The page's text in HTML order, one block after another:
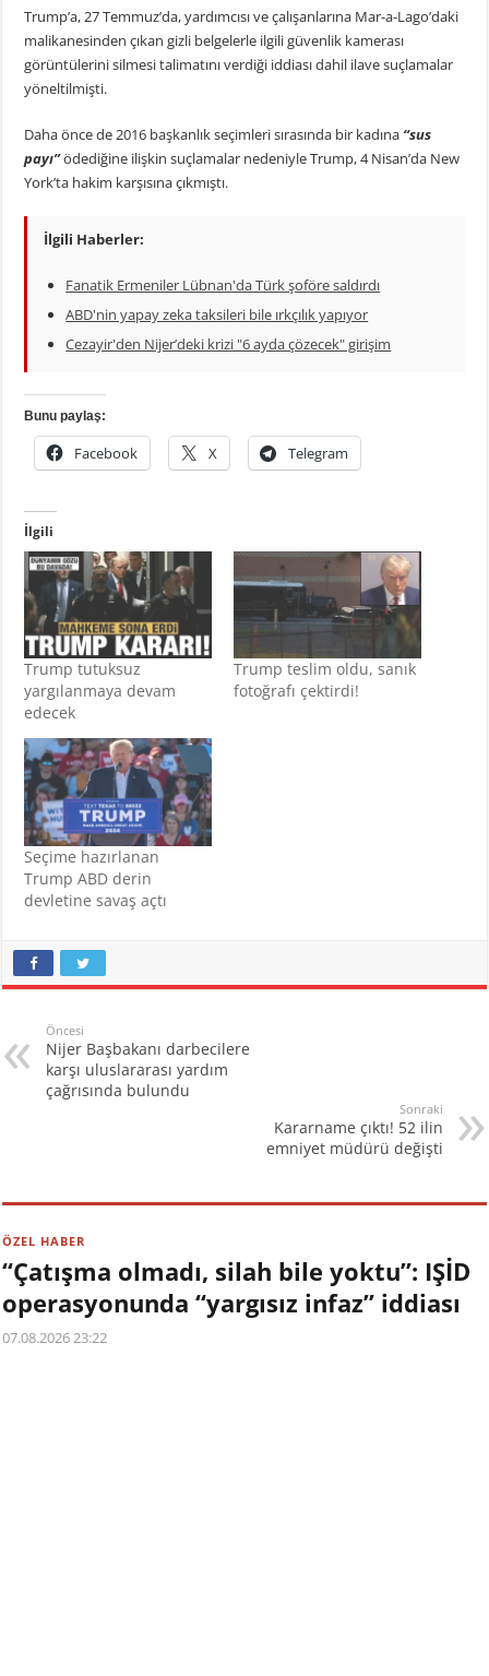
Trump’a, 27 Temmuz’da, yardımcısı ve çalışanlarına Mar-a-Lago’daki
malikanesinden çıkan gizli belgelerle ilgili güvenlik kamerası
görüntülerini silmesi talimatını verdiği iddiası dahil ilave suçlamalar
yöneltilmişti.
Daha önce de 2016 başkanlık seçimleri sırasında bir kadına “sus
payı”ödediğine ilişkin suçlamalar nedeniyle Trump, 4 Nisan’da New
York’ta hakim karşısına çıkmıştı.
İlgili Haberler:
Fanatik Ermeniler Lübnan'da Türk şoföre saldırdı
ABD'nin yapay zeka taksileri bile ırkçılık yapıyor
Cezayir'den Nijer’deki krizi "6 ayda çözecek" girişim
Bunu paylaş:
Facebook X Telegram
İlgili
Trump tutuksuz
yargılanmaya devam
edecek
Trump teslim oldu, sanık
fotoğrafı çektirdi!
Seçime hazırlanan
Trump ABD derin
devletine savaş açtı
Öncesi
Nijer Başbakanı darbecilere
karşı uluslararası yardım
çağrısında bulundu
Sonraki
Kararname çıktı! 52 ilin
emniyet müdürü değişti
ÖZEL HABER
“Çatışma olmadı, silah bile yoktu”: IŞİD
operasyonunda “yargısız infaz” iddiası
07.08.2026 23:22